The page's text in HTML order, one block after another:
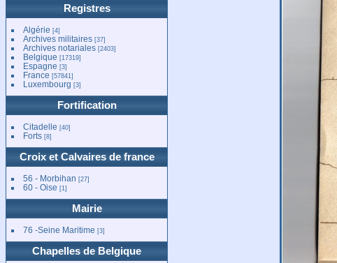
Registres
Algérie [4]
Archives militaires [37]
Archives notariales [2403]
Belgique [17319]
Espagne [3]
France [57841]
Luxembourg [3]
Fortification
Citadelle [40]
Forts [8]
Croix et Calvaires de france
56 - Morbihan [27]
60 - Oise [1]
Mairie
76 -Seine Maritime [3]
Chapelles de Belgique